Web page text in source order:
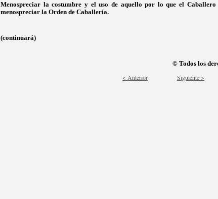
Menospreciar la costumbre y el uso de aquello por lo que el
menospreciar la Orden de Caballería.
(continuará)
© Todos los
< Anterior Siguiente >